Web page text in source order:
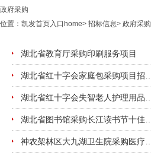
政府采购
位置： 凯发首页入口home> 招标信息> 政府采购
湖北省教育厅采购印刷服务项目